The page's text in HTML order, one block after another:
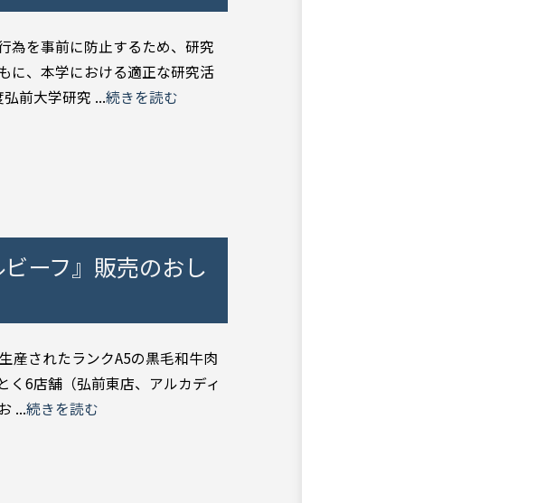
為を事前に防止するため、研究
に、本学における適正な研究活
前大学研究 ...続きを読む
ーフ』販売のおし
産されたランクA5の黒毛和牛肉
く6店舗（弘前東店、アルカディ
...続きを読む